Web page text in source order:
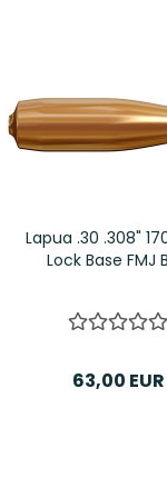
Lapua .30 .308"
Lock Base FMJ
63,00 EUR